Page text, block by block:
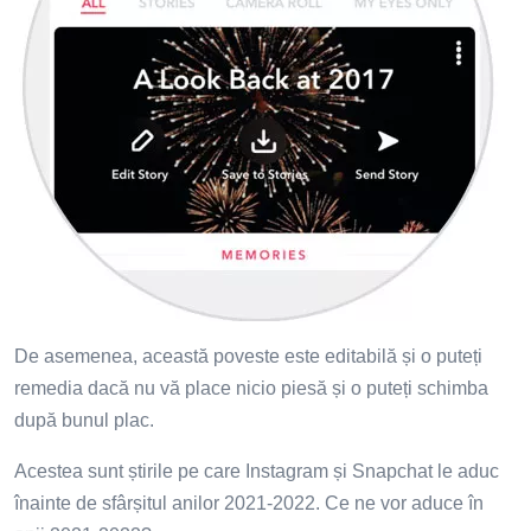
De asemenea, această poveste este editabilă și o puteți
remedia dacă nu vă place nicio piesă și o puteți schimba
după bunul plac.
Acestea sunt știrile pe care Instagram și Snapchat le aduc
înainte de sfârșitul anilor 2021-2022. Ce ne vor aduce în